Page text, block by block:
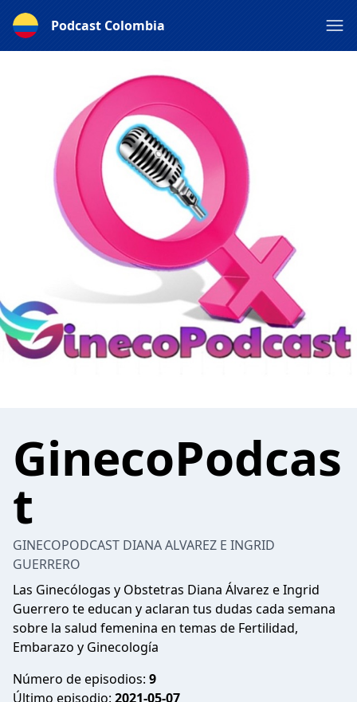
Podcast Colombia
GinecoPodcas
t
GINECOPODCAST DIANA ALVAREZ E INGRID
GUERRERO
Las Ginecólogas y Obstetras Diana Álvarez e Ingrid
Guerrero te educan y aclaran tus dudas cada semana
sobre la salud femenina en temas de Fertilidad,
Embarazo y Ginecología
Número de episodios: 9
Último episodio: 2021-05-07